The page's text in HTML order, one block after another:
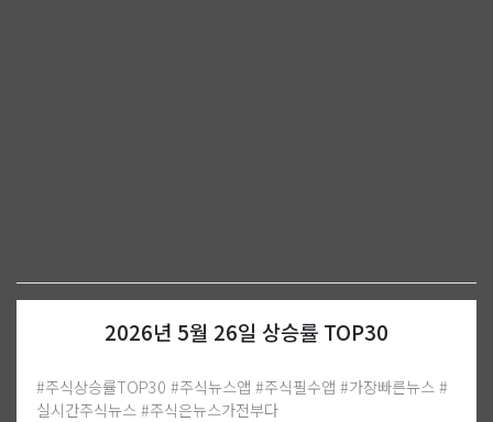
2026년 5월 26일 상승률 TOP30
#주식상승률TOP30 #주식뉴스앱 #주식필수앱 #가장빠른뉴스 #
실시간주식뉴스 #주식은뉴스가전부다